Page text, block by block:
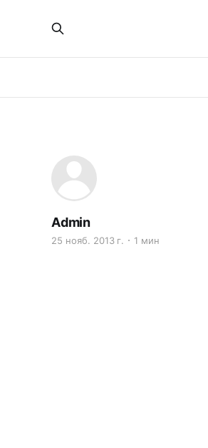
Admin
25 нояб. 2013 г. 1 мин